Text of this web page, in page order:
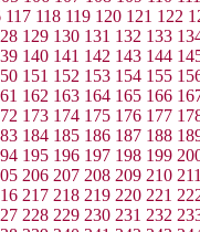
117 118 119 120 121 122
129 130 131 132 133
140 141 142 143 144
151 152 153 154 155
162 163 164 165 166
173 174 175 176 177
184 185 186 187 188
195 196 197 198 199
206 207 208 209 210
217 218 219 220 221
228 229 230 231 232